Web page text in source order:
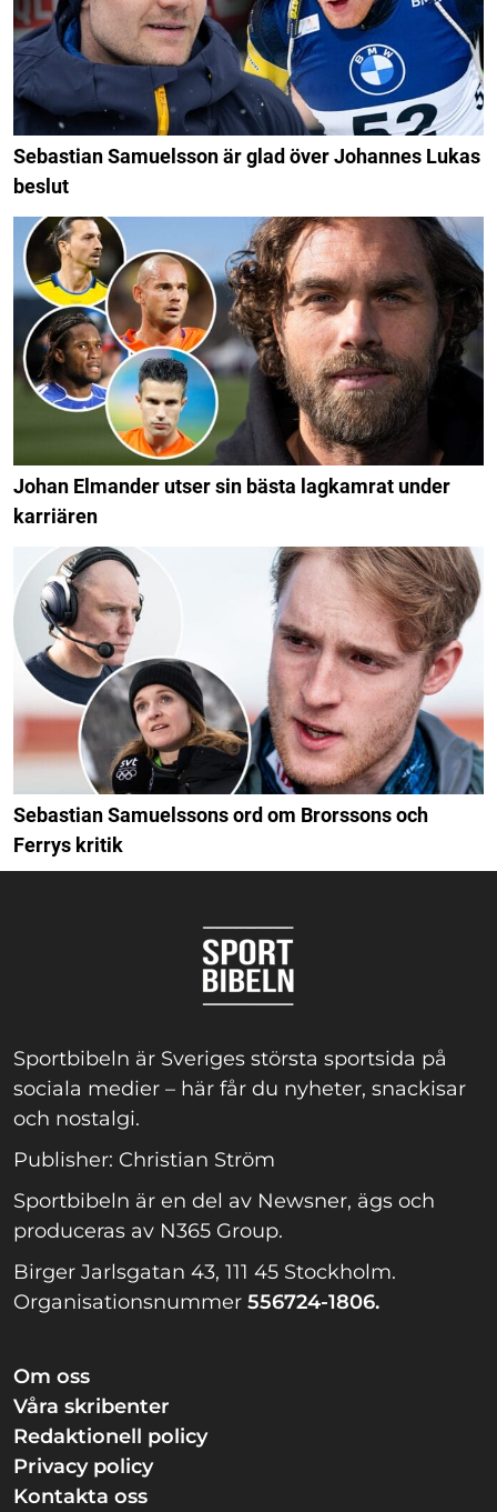
Sebastian Samuelsson är glad över Johannes Lukas
beslut
Johan Elmander utser sin bästa lagkamrat under
karriären
Sebastian Samuelssons ord om Brorssons och
Ferrys kritik
Sportbibeln är Sveriges största sportsida på
sociala medier – här får du nyheter, snackisar
och nostalgi.
Publisher: Christian Ström
Sportbibeln är en del av Newsner, ägs och
produceras av N365 Group.
Birger Jarlsgatan 43, 111 45 Stockholm.
Organisationsnummer 556724-1806.
Om oss
Våra skribenter
Redaktionell policy
Privacy policy
Kontakta oss